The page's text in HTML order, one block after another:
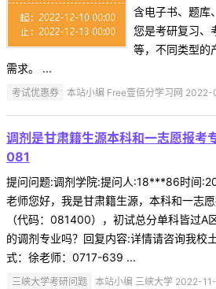
含电子书、题库
您是考研复习、
等，不同类型的
需求。 ...
考试优惠券 本站小编 Free壹佰分学习网
调剂是甘肃籍生源本科和一志愿报考
081
提问问题:调剂学院:提问人:18***86时间
老师您好，我是甘肃籍生源，本科和一志
（代码：081400），初试总分单科皆过A
的调剂专业吗？回复内容:详情请咨询我校
式：徐老师：0717-639 ...
三峡大学考研问题 本站小编 三峡大学 2022-